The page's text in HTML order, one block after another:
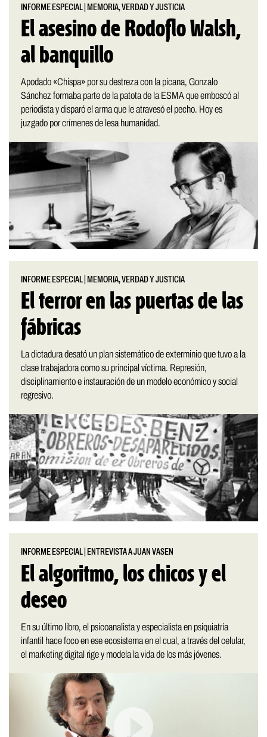
INFORME ESPECIAL MEMORIA, VERDAD Y JUSTICIA
El asesino de Rodoflo Walsh,
al banquillo
Apodado «Chispa» por su destreza con la picana, Gonzalo
Sánchez formaba parte de la patota de la ESMA que emboscó al
periodista y disparó el arma que le atravesó el pecho. Hoy es
juzgado por crímenes de lesa humanidad.
INFORME ESPECIAL MEMORIA, VERDAD Y JUSTICIA
El terror en las puertas de las
fábricas
La dictadura desató un plan sistemático de exterminio que tuvo a la
clase trabajadora como su principal víctima. Represión,
disciplinamiento e instauración de un modelo económico y social
regresivo.
INFORME ESPECIAL ENTREVISTA A JUAN VASEN
El algoritmo, los chicos y el
deseo
En su último libro, el psicoanalista y especialista en psiquiatría
infantil hace foco en ese ecosistema en el cual, a través del celular,
el marketing digital rige y modela la vida de los más jóvenes.